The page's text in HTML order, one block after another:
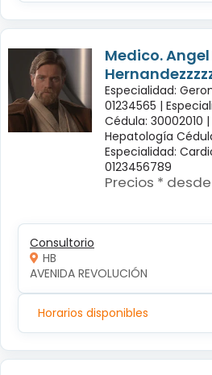
Medico.
Especialidad:
01234565 |
Cédula: 30002010 |
Hepatología
Especialidad:
0123456789
Precios * desde
Consultorio
HB
AVENIDA REVOLUCIÓN
Horarios disponibles